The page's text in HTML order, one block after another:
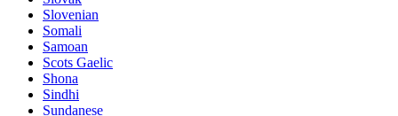
Slovenian
Somali
Samoan
Scots Gaelic
Shona
Sindhi
Sundanese